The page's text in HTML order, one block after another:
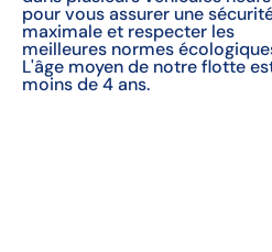
pour vous assurer une
maximale et respecter les
meilleures normes
L'âge moyen de notre flotte
moins de 4 ans.